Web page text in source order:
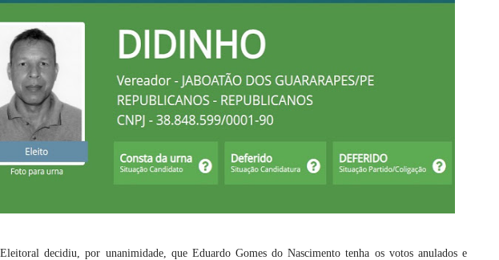
decidiu, por unanimidade, que Eduardo Gomes do Nascimento tenha os votos anulados e